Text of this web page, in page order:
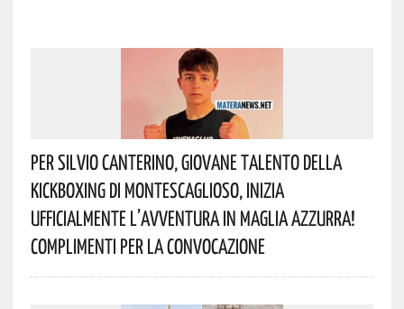
Per Silvio Canterino, Giovane Talento Della
Kickboxing Di Montescaglioso, Inizia
Ufficialmente L’avventura In Maglia Azzurra!
Complimenti Per La Convocazione